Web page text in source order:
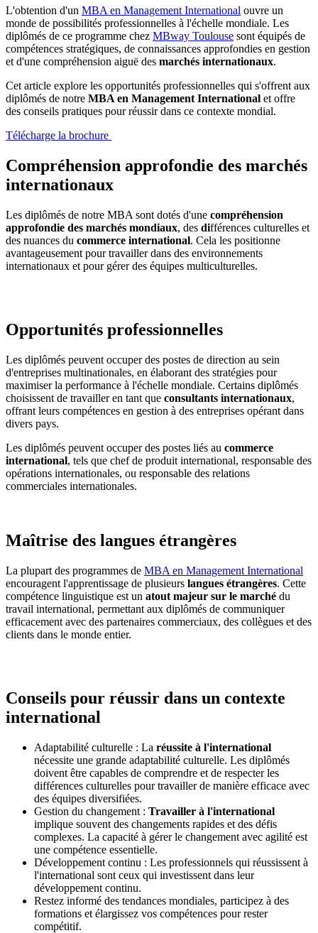
L'obtention d'un MBA en Management International ouvre un
monde de possibilités professionnelles à l'échelle mondiale. Les
diplômés de ce programme chez MBway Toulouse sont équipés de
compétences stratégiques, de connaissances approfondies en gestion
et d'une compréhension aiguë des marchés internationaux.
Cet article explore les opportunités professionnelles qui s'offrent aux
diplômés de notre MBA en Management International et offre
des conseils pratiques pour réussir dans ce contexte mondial.
Télécharge la brochure
Compréhension approfondie des marchés
internationaux
Les diplômés de notre MBA sont dotés d'une compréhension
approfondie des marchés mondiaux, des différences culturelles et
des nuances du commerce international. Cela les positionne
avantageusement pour travailler dans des environnements
internationaux et pour gérer des équipes multiculturelles.
Opportunités professionnelles
Les diplômés peuvent occuper des postes de direction au sein
d'entreprises multinationales, en élaborant des stratégies pour
maximiser la performance à l'échelle mondiale. Certains diplômés
choisissent de travailler en tant que consultants internationaux,
offrant leurs compétences en gestion à des entreprises opérant dans
divers pays.
Les diplômés peuvent occuper des postes liés au commerce
international, tels que chef de produit international, responsable des
opérations internationales, ou responsable des relations
commerciales internationales.
Maîtrise des langues étrangères
La plupart des programmes de MBA en Management International
encouragent l'apprentissage de plusieurs langues étrangères. Cette
compétence linguistique est un atout majeur sur le marché du
travail international, permettant aux diplômés de communiquer
efficacement avec des partenaires commerciaux, des collègues et des
clients dans le monde entier.
Conseils pour réussir dans un contexte
international
Adaptabilité culturelle : La réussite à l'international
nécessite une grande adaptabilité culturelle. Les diplômés
doivent être capables de comprendre et de respecter les
différences culturelles pour travailler de manière efficace avec
des équipes diversifiées.
Gestion du changement : Travailler à l'international
implique souvent des changements rapides et des défis
complexes. La capacité à gérer le changement avec agilité est
une compétence essentielle.
Développement continu : Les professionnels qui réussissent à
l'international sont ceux qui investissent dans leur
développement continu.
Restez informé des tendances mondiales, participez à des
formations et élargissez vos compétences pour rester
compétitif.